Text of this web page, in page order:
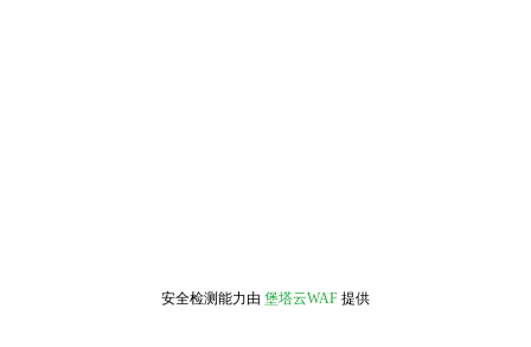
安全检测能力由 堡塔云WAF 提供